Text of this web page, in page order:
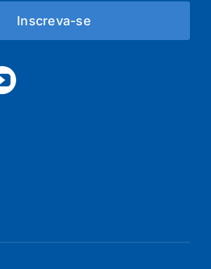
Inscreva-se